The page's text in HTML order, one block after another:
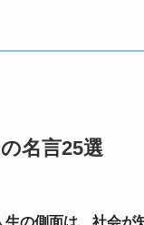
名言25選